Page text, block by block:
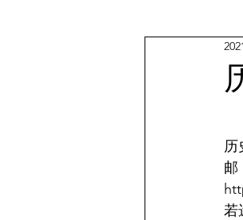
餐厅优惠
历
邮
若